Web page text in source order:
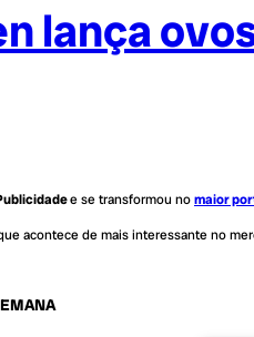
lança
e se transformou nomaior
acontece de mais interessante no